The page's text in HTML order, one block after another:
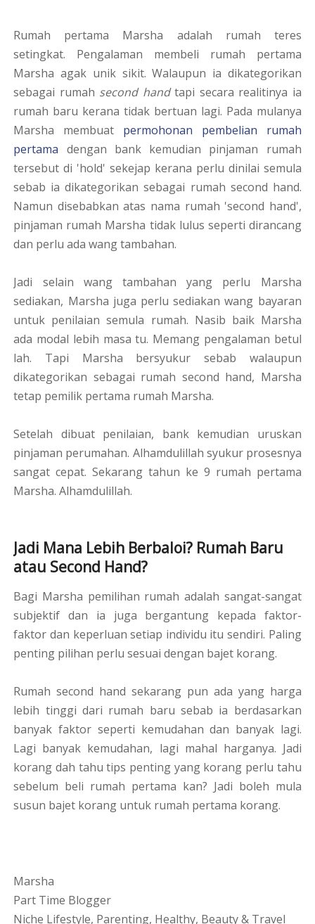
Rumah pertama Marsha adalah rumah teres
setingkat. Pengalaman membeli rumah pertama
Marsha agak unik sikit. Walaupun ia dikategorikan
sebagai rumah second handtapi secara realitinya ia
rumah baru kerana tidak bertuan lagi. Pada mulanya
Marsha membuat permohonan pembelian rumah
pertama dengan bank kemudian pinjaman rumah
tersebut di 'hold' sekejap kerana perlu dinilai semula
sebab ia dikategorikan sebagai rumah second hand.
Namun disebabkan atas nama rumah 'second hand',
pinjaman rumah Marsha tidak lulus seperti dirancang
dan perlu ada wang tambahan.
Jadi selain wang tambahan yang perlu Marsha
sediakan, Marsha juga perlu sediakan wang bayaran
untuk penilaian semula rumah. Nasib baik Marsha
ada modal lebih masa tu. Memang pengalaman betul
lah. Tapi Marsha bersyukur sebab walaupun
dikategorikan sebagai rumah second hand, Marsha
tetap pemilik pertama rumah Marsha.
Setelah dibuat penilaian, bank kemudian uruskan
pinjaman perumahan. Alhamdulillah syukur prosesnya
sangat cepat. Sekarang tahun ke 9 rumah pertama
Marsha. Alhamdulillah.
Jadi Mana Lebih Berbaloi? Rumah Baru
atau Second Hand?
Bagi Marsha pemilihan rumah adalah sangat-sangat
subjektif dan ia juga bergantung kepada faktor-
faktor dan keperluan setiap individu itu sendiri. Paling
penting pilihan perlu sesuai dengan bajet korang.
Rumah second hand sekarang pun ada yang harga
lebih tinggi dari rumah baru sebab ia berdasarkan
banyak faktor seperti kemudahan dan banyak lagi.
Lagi banyak kemudahan, lagi mahal harganya. Jadi
korang dah tahu tips penting yang korang perlu tahu
sebelum beli rumah pertama kan? Jadi boleh mula
susun bajet korang untuk rumah pertama korang.
Marsha
Part Time Blogger
Niche Lifestyle, Parenting, Healthy, Beauty & Travel